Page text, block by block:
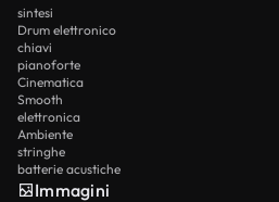
sintesi
Drum elettronico
chiavi
pianoforte
Cinematica
Smooth
elettronica
Ambiente
stringhe
batterie acustiche
Immagini